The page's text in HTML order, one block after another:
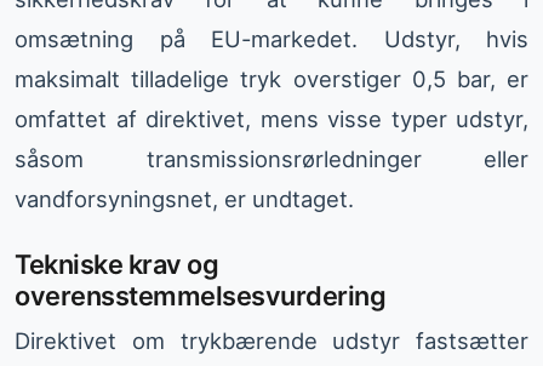
omsætning på EU-markedet. Udstyr, hvis
maksimalt tilladelige tryk overstiger 0,5 bar, er
omfattet af direktivet, mens visse typer udstyr,
såsom transmissionsrørledninger eller
vandforsyningsnet, er undtaget.
Tekniske krav og
overensstemmelsesvurdering
Direktivet om trykbærende udstyr fastsætter